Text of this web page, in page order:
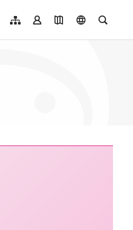
網站導覽會員登入地圖導覽language全文檢